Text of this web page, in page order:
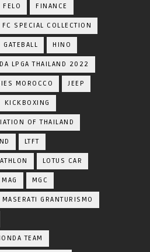
FELO FINANCE
SPECIAL COLLECTION
GATEBALL HINO
LPGA THAILAND 2022
MOROCCO JEEP
KICKBOXING
OF THAILAND
LTFT
LOTUS CAR
MAG MGC
MASERATI GRANTURISMO
TEAM